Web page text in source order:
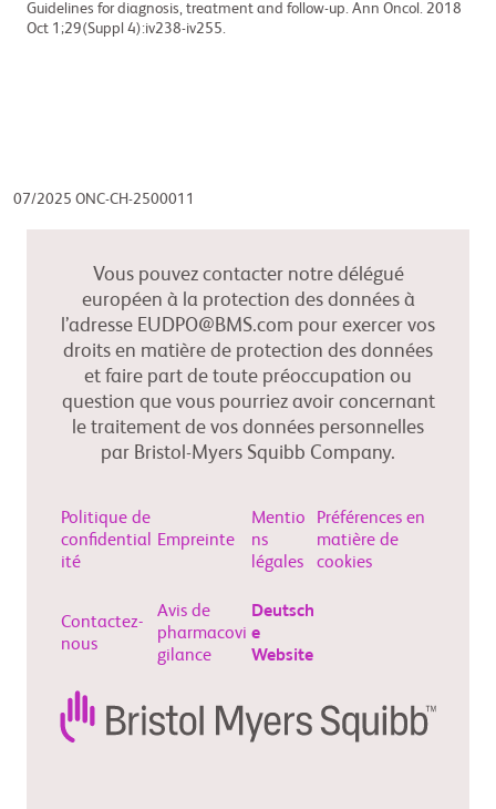
Guidelines for diagnosis, treatment and follow-up. Ann Oncol. 2018
Oct 1;29(Suppl 4):iv238-iv255.
07/2025 ONC-CH-2500011
Vous pouvez contacter notre délégué
européen à la protection des données à
l’adresse EUDPO@BMS.com pour exercer vos
droits en matière de protection des données
et faire part de toute préoccupation ou
question que vous pourriez avoir concernant
le traitement de vos données personnelles
par Bristol-Myers Squibb Company.
Politique de
confidential
ité
Empreinte
Mentio
ns
légales
Préférences en
matière de
cookies
Contactez-
nous
Avis de
pharmacovi
gilance
Deutsch
e
Website